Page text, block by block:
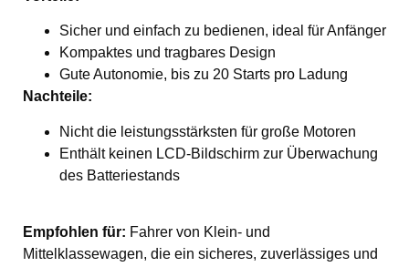
Sicher und einfach zu bedienen, ideal für Anfänger
Kompaktes und tragbares Design
Gute Autonomie, bis zu 20 Starts pro Ladung
Nachteile:
Nicht die leistungsstärksten für große Motoren
Enthält keinen LCD-Bildschirm zur Überwachung
des Batteriestands
Empfohlen für: Fahrer von Klein- und
Mittelklassewagen, die ein sicheres, zuverlässiges und